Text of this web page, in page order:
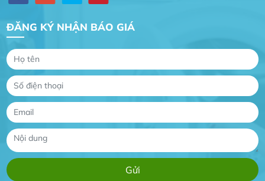
ĐĂNG KÝ NHẬN BÁO GIÁ
Gia Đình chúng tôi rất hài lòng dịch vụ tại
Dự án nhà phố đẹp lên nhờ đội thợ điện từ dịch
Dịch vụ MoTor